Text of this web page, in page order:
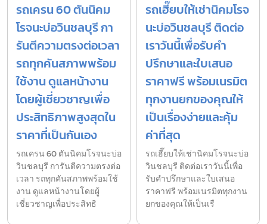
รถเครน 60 ตันนิคม
โรจนะบ่อวินชลบุรี กา
รันตีความตรงต่อเวลา
รถทุกคันสภาพพร้อม
ใช้งาน ดูแลหน้างาน
โดยผู้เชี่ยวชาญเพื่อ
ประสิทธิภาพสูงสุดใน
ราคาที่เป็นกันเอง
รถเครน 60 ตันนิคมโรจนะบ่อ
วินชลบุรี การันตีความตรงต่อ
เวลา รถทุกคันสภาพพร้อมใช้
งาน ดูแลหน้างานโดยผู้
เชี่ยวชาญเพื่อประสิทธิ
รถเฮี๊ยบให้เช่านิคมโรจ
นะบ่อวินชลบุรี ติดต่อ
เราวันนี้เพื่อรับคำ
ปรึกษาและใบเสนอ
ราคาฟรี พร้อมเนรมิต
ทุกงานยกของคุณให้
เป็นเรื่องง่ายและคุ้ม
ค่าที่สุด
รถเฮี๊ยบให้เช่านิคมโรจนะบ่อ
วินชลบุรี ติดต่อเราวันนี้เพื่อ
รับคำปรึกษาและใบเสนอ
ราคาฟรี พร้อมเนรมิตทุกงาน
ยกของคุณให้เป็นเรื